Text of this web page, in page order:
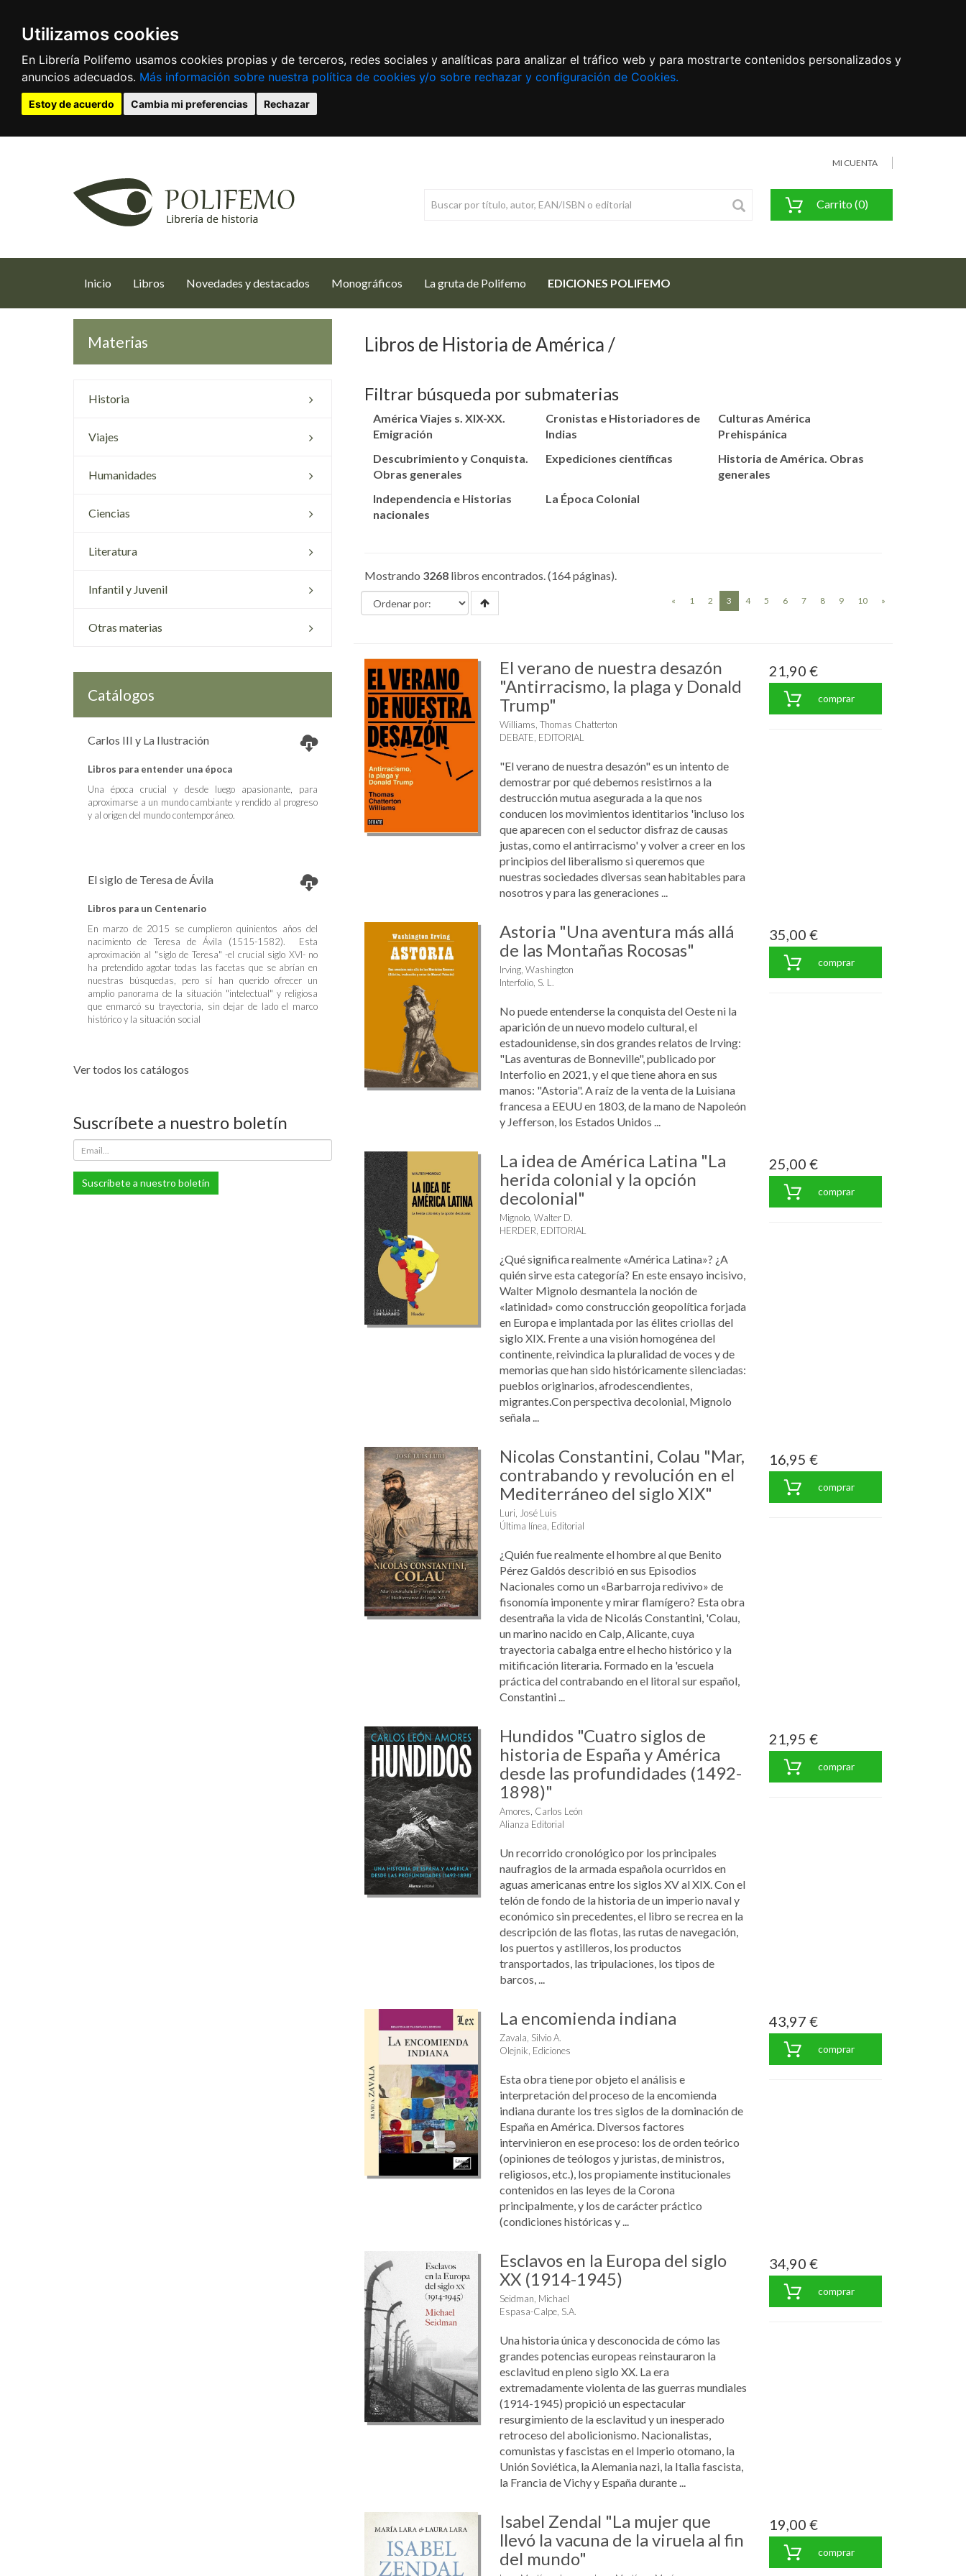
Utilizamos cookies
En Librería Polifemo usamos cookies propias y de terceros, redes sociales y analíticas para analizar el tráfico web y para mostrarte contenidos personalizados y
anuncios adecuados. Más información sobre nuestra política de cookies y/o sobre rechazar y configuración de Cookies.
Estoy de acuerdo Cambia mi preferencias Rechazar
MI CUENTA
Carrito (0)
Inicio (current)
Libros Novedades y destacados Monográficos La gruta de Polifemo EDICIONES POLIFEMO
Materias
Historia
Viajes
Humanidades
Ciencias
Literatura
Infantil y Juvenil
Otras materias
Catálogos
Carlos III y La Ilustración
Libros para entender una época
Una época crucial y desde luego apasionante, para
aproximarse a un mundo cambiante y rendido al progreso
y al origen del mundo contemporáneo.
El siglo de Teresa de Ávila
Libros para un Centenario
En marzo de 2015 se cumplieron quinientos años del
nacimiento de Teresa de Ávila (1515-1582). Esta
aproximación al "siglo de Teresa" -el crucial siglo XVI- no
ha pretendido agotar todas las facetas que se abrían en
nuestras búsquedas, pero sí han querido ofrecer un
amplio panorama de la situación "intelectual" y religiosa
que enmarcó su trayectoria, sin dejar de lado el marco
histórico y la situación social
Ver todos los catálogos
Suscríbete a nuestro boletín
Suscríbete a nuestro boletín
Libros de Historia de América
Filtrar búsqueda por submaterias
América Viajes s. XIX-XX.
Emigración
Cronistas e Historiadores de
Indias
Culturas América
Prehispánica
Descubrimiento y Conquista.
Obras generales
Expediciones científicas
Historia de América. Obras
generales
Independencia e Historias
nacionales
La Época Colonial
Mostrando 3268 libros encontrados. (164 páginas).
« 1 2 3 (current)
4 5 6 7 8 9 10 »
El verano de nuestra desazón
"Antirracismo, la plaga y Donald
Trump"
Williams, Thomas Chatterton
DEBATE, EDITORIAL
"El verano de nuestra desazón" es un intento de
demostrar por qué debemos resistirnos a la
destrucción mutua asegurada a la que nos
conducen los movimientos identitarios 'incluso los
que aparecen con el seductor disfraz de causas
justas, como el antirracismo' y volver a creer en los
principios del liberalismo si queremos que
nuestras sociedades diversas sean habitables para
nosotros y para las generaciones ...
21,90 €
comprar
Astoria "Una aventura más allá
de las Montañas Rocosas"
Irving, Washington
Interfolio, S. L.
No puede entenderse la conquista del Oeste ni la
aparición de un nuevo modelo cultural, el
estadounidense, sin dos grandes relatos de Irving:
"Las aventuras de Bonneville", publicado por
Interfolio en 2021, y el que tiene ahora en sus
manos: "Astoria". A raíz de la venta de la Luisiana
francesa a EEUU en 1803, de la mano de Napoleón
y Jefferson, los Estados Unidos ...
35,00 €
comprar
La idea de América Latina "La
herida colonial y la opción
decolonial"
Mignolo, Walter D.
HERDER, EDITORIAL
¿Qué significa realmente «América Latina»? ¿A
quién sirve esta categoría? En este ensayo incisivo,
Walter Mignolo desmantela la noción de
«latinidad» como construcción geopolítica forjada
en Europa e implantada por las élites criollas del
siglo XIX. Frente a una visión homogénea del
continente, reivindica la pluralidad de voces y de
memorias que han sido históricamente silenciadas:
pueblos originarios, afrodescendientes,
migrantes.Con perspectiva decolonial, Mignolo
señala ...
25,00 €
comprar
Nicolas Constantini, Colau "Mar,
contrabando y revolución en el
Mediterráneo del siglo XIX"
Luri, José Luis
Última línea, Editorial
¿Quién fue realmente el hombre al que Benito
Pérez Galdós describió en sus Episodios
Nacionales como un «Barbarroja redivivo» de
fisonomía imponente y mirar flamígero? Esta obra
desentraña la vida de Nicolás Constantini, 'Colau,
un marino nacido en Calp, Alicante, cuya
trayectoria cabalga entre el hecho histórico y la
mitificación literaria. Formado en la 'escuela
práctica del contrabando en el litoral sur español,
Constantini ...
16,95 €
comprar
Hundidos "Cuatro siglos de
historia de España y América
desde las profundidades (1492-
1898)"
Amores, Carlos León
Alianza Editorial
Un recorrido cronológico por los principales
naufragios de la armada española ocurridos en
aguas americanas entre los siglos XV al XIX. Con el
telón de fondo de la historia de un imperio naval y
económico sin precedentes, el libro se recrea en la
descripción de las flotas, las rutas de navegación,
los puertos y astilleros, los productos
transportados, las tripulaciones, los tipos de
barcos, ...
21,95 €
comprar
La encomienda indiana
Zavala, Silvio A.
Olejnik, Ediciones
Esta obra tiene por objeto el análisis e
interpretación del proceso de la encomienda
indiana durante los tres siglos de la dominación de
España en América. Diversos factores
intervinieron en ese proceso: los de orden teórico
(opiniones de teólogos y juristas, de ministros,
religiosos, etc.), los propiamente institucionales
contenidos en las leyes de la Corona
principalmente, y los de carácter práctico
(condiciones históricas y ...
43,97 €
comprar
Esclavos en la Europa del siglo
XX (1914-1945)
Seidman, Michael
Espasa-Calpe, S.A.
Una historia única y desconocida de cómo las
grandes potencias europeas reinstauraron la
esclavitud en pleno siglo XX. La era
extremadamente violenta de las guerras mundiales
(1914-1945) propició un espectacular
resurgimiento de la esclavitud y un inesperado
retroceso del abolicionismo. Nacionalistas,
comunistas y fascistas en el Imperio otomano, la
Unión Soviética, la Alemania nazi, la Italia fascista,
la Francia de Vichy y España durante ...
34,90 €
comprar
Isabel Zendal "La mujer que
llevó la vacuna de la viruela al fin
del mundo"
19,00 €
comprar